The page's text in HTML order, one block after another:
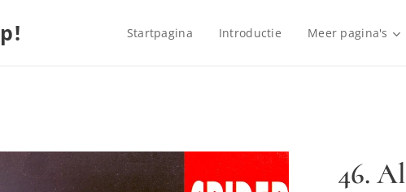
Startpagina Introductie Meer pagina's
46.